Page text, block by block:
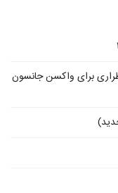
برای واکسن جانسون